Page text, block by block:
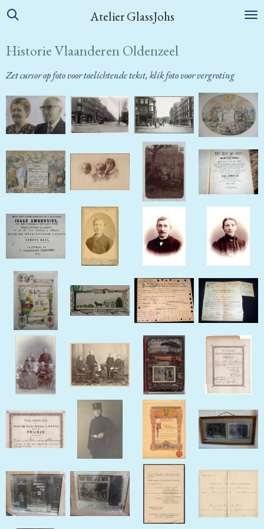
Ga
de
hoofdinhoud
Atelier GlassJohs
Historie Vlaanderen Oldenzeel
Zet cursor op foto voor toelichtende tekst, klik foto voor vergroting